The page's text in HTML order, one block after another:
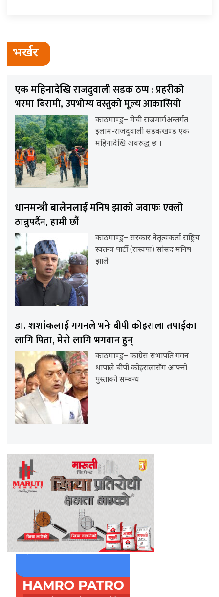
भर्खर
एक महिनादेखिराजदुवाली सडक ठप्प : प्रहरीको
भरमा बिरामी, उपभोग्य वस्तुकाे मूल्य आकासियो
काठमाण्डु– मेची राजमार्गअन्तर्गत
इलाम-राजदुवाली सडकखण्ड एक
महिनादेखि अवरुद्ध छ ।
प्रधानमन्त्री बालेनलाईमनिष झाको जवाफः एक्लो
ठान्नुपर्दैन, हामी छौं
काठमाण्डु– सरकार नेतृत्वकर्ता राष्ट्रिय
स्वतन्त्र पार्टी (रास्वपा) सांसद मनिष
झाले
डा. शशांकलाईगगनले भनेः बीपी कोइराला तपाईंका
लागि पिता, मेरो लागि भगवान हुन्
काठमाण्डु– कांग्रेस सभापति गगन
थापाले बीपी कोइरालासँग आफ्नो
पुस्ताको सम्बन्ध